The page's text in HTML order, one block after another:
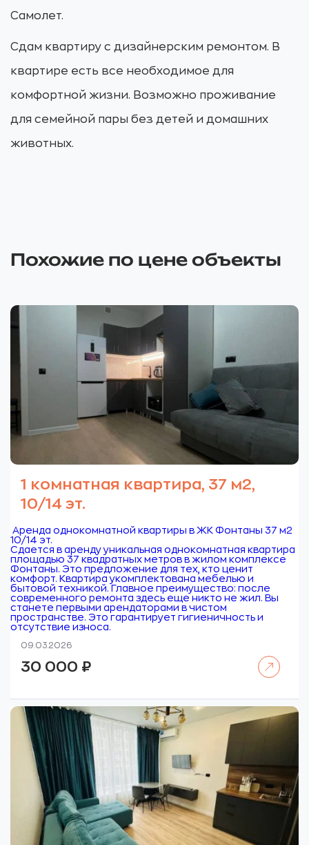
Самолет.
Сдам квартиру с дизайнерским ремонтом. В
квартире есть все необходимое для
комфортной жизни. Возможно проживание
для семейной пары без детей и домашних
животных.
Похожие по цене объекты
1 комнатная квартира, 37 м2,
10/14 эт.
Аренда однокомнатной квартиры в ЖК Фонтаны 37 м2
10/14 эт.
Сдается в аренду уникальная однокомнатная квартира
площадью 37 квадратных метров в жилом комплексе
Фонтаны. Это предложение для тех, кто ценит
комфорт. Квартира укомплектована мебелью и
бытовой техникой. Главное преимущество: после
современного ремонта здесь еще никто не жил. Вы
станете первыми арендаторами в чистом
пространстве. Это гарантирует гигиеничность и
отсутствие износа.
09.03.2026
30 000 ₽